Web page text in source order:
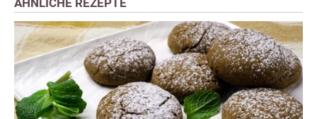
ÄHNLICHE REZEPTE